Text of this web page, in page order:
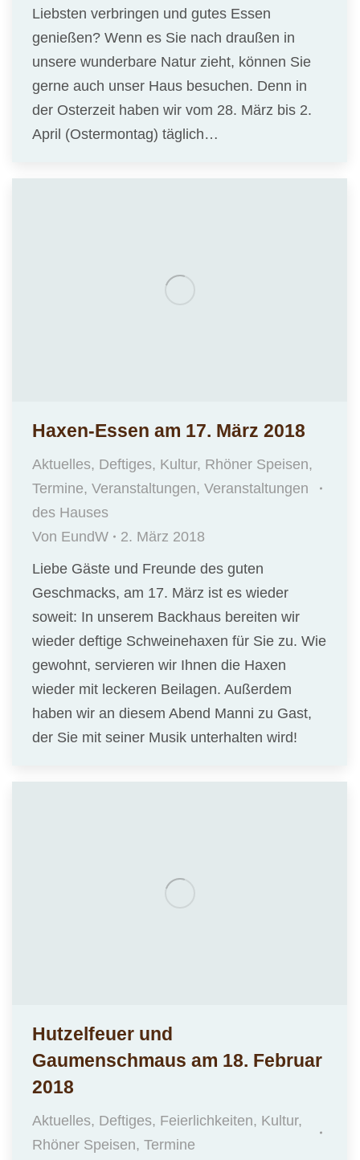
Liebsten verbringen und gutes Essen
genießen? Wenn es Sie nach draußen in
unsere wunderbare Natur zieht, können Sie
gerne auch unser Haus besuchen. Denn in
der Osterzeit haben wir vom 28. März bis 2.
April (Ostermontag) täglich…
Haxen-Essen am 17. März 2018
Aktuelles, Deftiges, Kultur, Rhöner Speisen,
Termine, Veranstaltungen, Veranstaltungen
des Hauses
Von EundW
2. März 2018
Liebe Gäste und Freunde des guten
Geschmacks, am 17. März ist es wieder
soweit: In unserem Backhaus bereiten wir
wieder deftige Schweinehaxen für Sie zu. Wie
gewohnt, servieren wir Ihnen die Haxen
wieder mit leckeren Beilagen. Außerdem
haben wir an diesem Abend Manni zu Gast,
der Sie mit seiner Musik unterhalten wird!
Hutzelfeuer und
Gaumenschmaus am 18. Februar
2018
Aktuelles, Deftiges, Feierlichkeiten, Kultur,
Rhöner Speisen, Termine